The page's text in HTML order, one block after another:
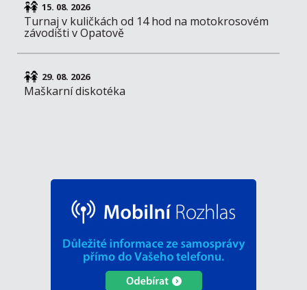
15. 08. 2026
Turnaj v kuličkách od 14 hod na motokrosovém
závodišti v Opatově
29. 08. 2026
Maškarní diskotéka